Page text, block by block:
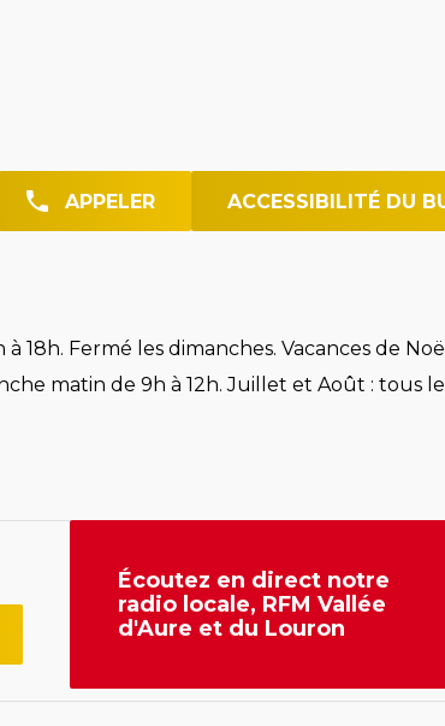
APPELER ACCESSIBILITÉ DU
18h. Fermé les dimanches. Vacances de
matin de 9h à 12h. Juillet et Août : tous
Écoutez en direct notre
radio locale, RFM Vallée
d'Aure et du Louron